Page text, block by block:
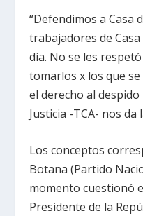
“Defendimos a Casa
trabajadores de
día. No se les
tomarlos x los que
el derecho al
Justicia -TCA- nos da
Los conceptos
Botana (Partido
momento cuestionó
Presidente de la